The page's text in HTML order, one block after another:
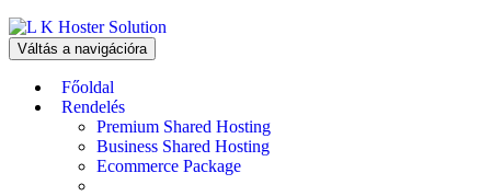
Váltás a navigációra
Főoldal
Rendelés
Premium Shared Hosting
Business Shared Hosting
Ecommerce Package